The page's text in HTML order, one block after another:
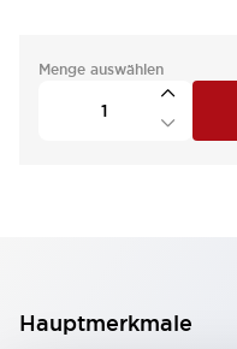
Menge auswählen
Hauptmerkmale